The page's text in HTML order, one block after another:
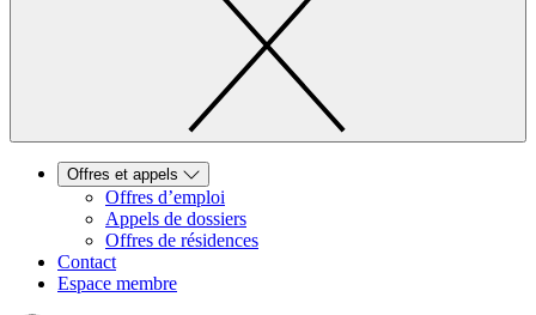
Offres et appels
Offres d’emploi
Appels de dossiers
Offres de résidences
Contact
Espace membre